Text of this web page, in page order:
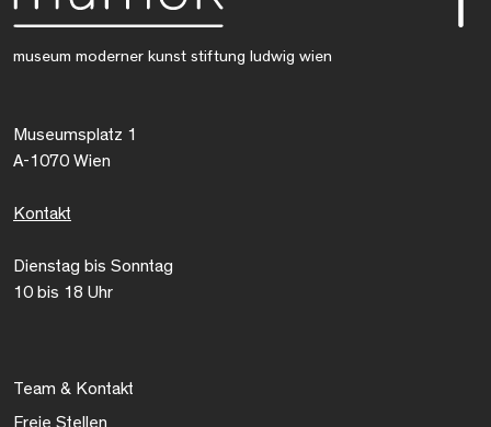
museum moderner kunst stiftung ludwig wien
Museumsplatz 1
A-1070 Wien
Kontakt
Dienstag bis Sonntag
10 bis 18 Uhr
Team & Kontakt
Freie Stellen